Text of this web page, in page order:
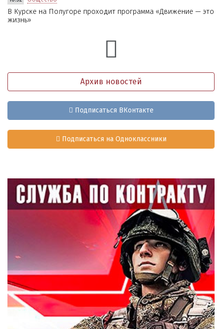
В Курске на Полугоре проходит программа «Движение — это
жизнь»
Архив новостей
Подписаться ВКонтакте
Подписаться на Одноклассники